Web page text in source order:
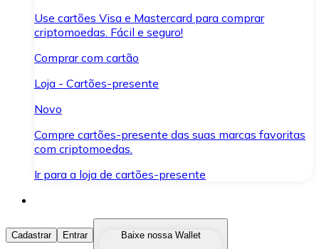
Use cartões Visa e Mastercard para comprar
criptomoedas. Fácil e seguro!
Comprar com cartão
Loja - Cartões-presente
Novo
Compre cartões-presente das suas marcas favoritas
com criptomoedas.
Ir para a loja de cartões-presente
Comprar Criptomoedas
Cadastrar Entrar
Baixe nossa Wallet